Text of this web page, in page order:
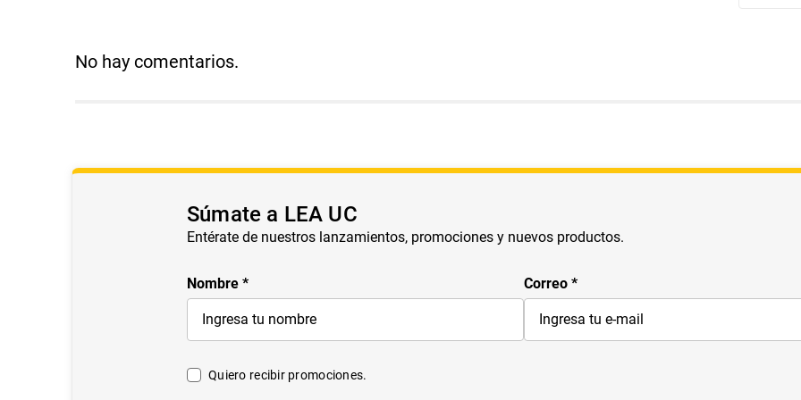
No hay comentarios.
Súmate a LEA UC
Entérate de nuestros lanzamientos, promociones y nuevos productos.
Nombre Correo
Quiero recibir promociones.